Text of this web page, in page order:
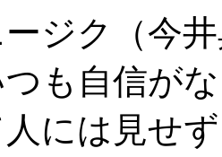
ジク（今
も自信が
には見せ